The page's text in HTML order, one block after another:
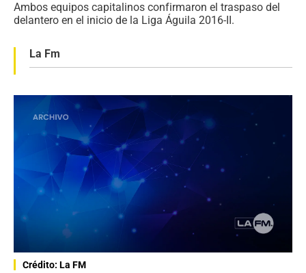
Ambos equipos capitalinos confirmaron el traspaso del
delantero en el inicio de la Liga Águila 2016-II.
La Fm
Crédito: La FM